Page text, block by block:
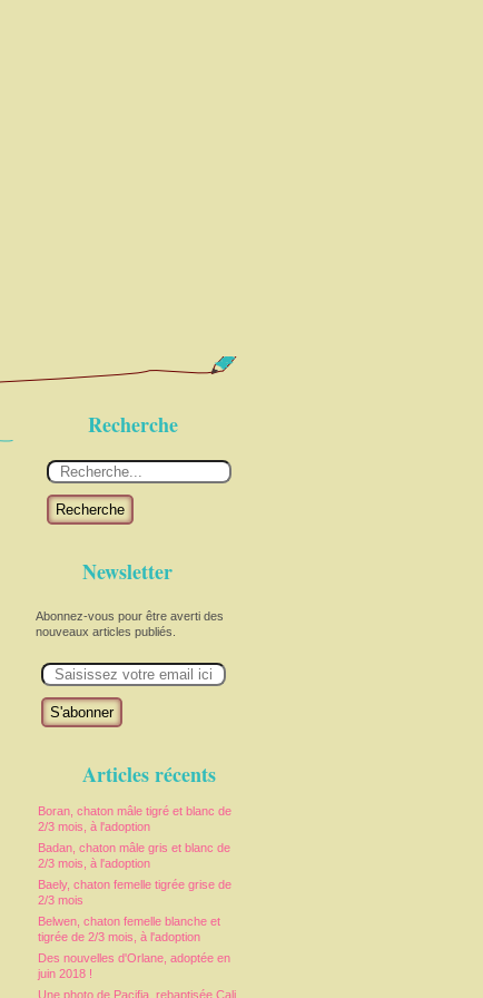
Recherche
Recherche
Newsletter
Abonnez-vous pour être averti des
nouveaux articles publiés.
m
Articles récents
Boran, chaton mâle tigré et blanc de
2/3 mois, à l'adoption
Badan, chaton mâle gris et blanc de
2/3 mois, à l'adoption
Baely, chaton femelle tigrée grise de
2/3 mois
Belwen, chaton femelle blanche et
tigrée de 2/3 mois, à l'adoption
Des nouvelles d'Orlane, adoptée en
juin 2018 !
Une photo de Pacifia, rebaptisée Cali,